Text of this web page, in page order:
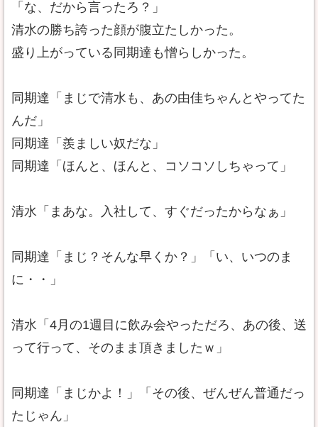
「な、だから言ったろ？」
清水の勝ち誇った顔が腹立たしかった。
盛り上がっている同期達も憎らしかった。
同期達「まじで清水も、あの由佳ちゃんとやってた
んだ」
同期達「羨ましい奴だな」
同期達「ほんと、ほんと、コソコソしちゃって」
清水「まあな。入社して、すぐだったからなぁ」
同期達「まじ？そんな早くか？」「い、いつのま
に・・」
清水「4月の1週目に飲み会やっただろ、あの後、送
って行って、そのまま頂きましたｗ」
同期達「まじかよ！」「その後、ぜんぜん普通だっ
たじゃん」